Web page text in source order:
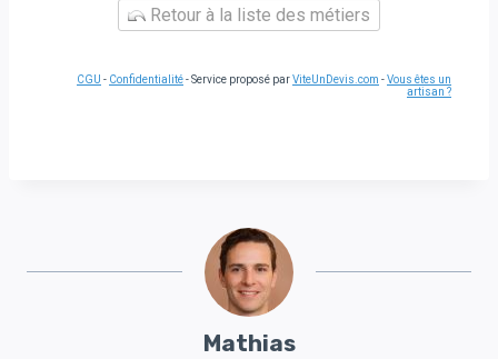
Retour à la liste des métiers
CGU - Confidentialité- Service proposé parViteUnDevis.com -Vous êtes un
artisan ?
Mathias